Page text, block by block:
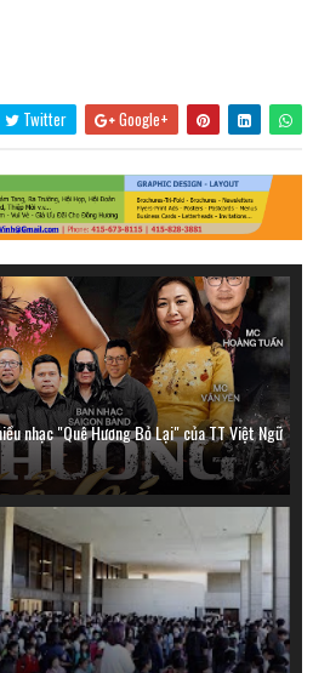
Twitter Google+
nhạc "Quê Hương Bỏ Lại" của TT Việt Ngữ